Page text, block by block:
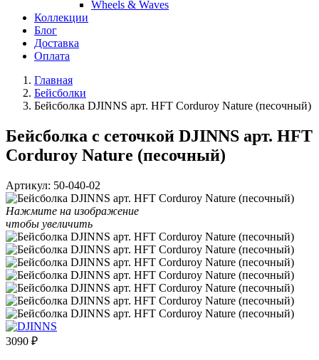
Wheels & Waves
Коллекции
Блог
Доставка
Оплата
Главная
Бейсболки
Бейсболка DJINNS арт. HFT Corduroy Nature (песочный)
Бейсболка с сеточкой DJINNS арт. HFT
Corduroy Nature (песочный)
Артикул: 50-040-02
Нажмите на изображение
чтобы увеличить
3090 ₽